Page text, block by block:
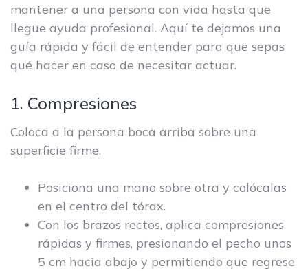
mantener a una persona con vida hasta que
llegue ayuda profesional. Aquí te dejamos una
guía rápida y fácil de entender para que sepas
qué hacer en caso de necesitar actuar.
1. Compresiones
Coloca a la persona boca arriba sobre una
superficie firme.
Posiciona una mano sobre otra y colócalas
en el centro del tórax.
Con los brazos rectos, aplica compresiones
rápidas y firmes, presionando el pecho unos
5 cm hacia abajo y permitiendo que regrese